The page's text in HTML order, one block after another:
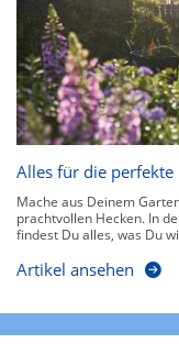
Alles für die perfekte
Mache aus Deinem
prachtvollen Hecken. In
findest Du alles, was Du
Artikel ansehen